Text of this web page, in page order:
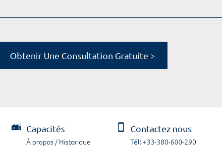
Obtenir Une Consultation Gratuite >
Capacités
À propos / Historique
Contactez nous
Tél: +33-380-600-290